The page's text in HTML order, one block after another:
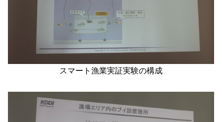
スマート漁業実証実験の構成